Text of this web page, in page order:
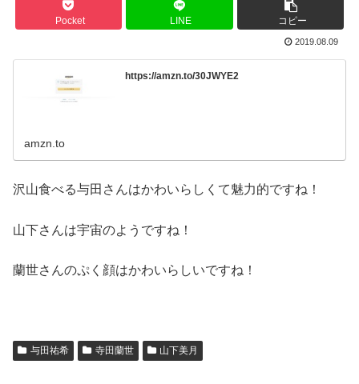
Pocket LINE コピー
2019.08.09
https://amzn.to/30JWYE2
amzn.to
沢山食べる与田さんはかわいらしくて魅力的ですね！
山下さんは宇宙のようですね！
蘭世さんのぷく顔はかわいらしいですね！
与田祐希 寺田蘭世 山下美月